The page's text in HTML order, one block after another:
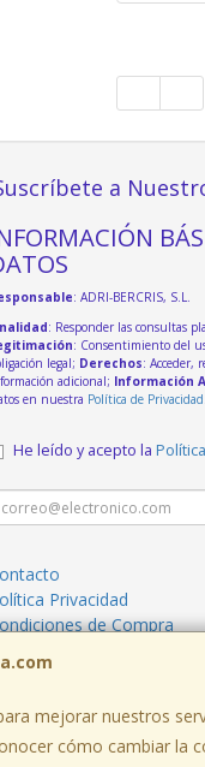
mejorar nuestros
cómo cambiar la
a
: ADRI-BERCRIS, S.L.
: Responder las consultas
: Consentimiento del
legal; Derechos: Acceder,
adicional; Información
en nuestra Política de Privacidad
He leído y acepto la
Privacidad
de Compra
España. - C.I.F.: